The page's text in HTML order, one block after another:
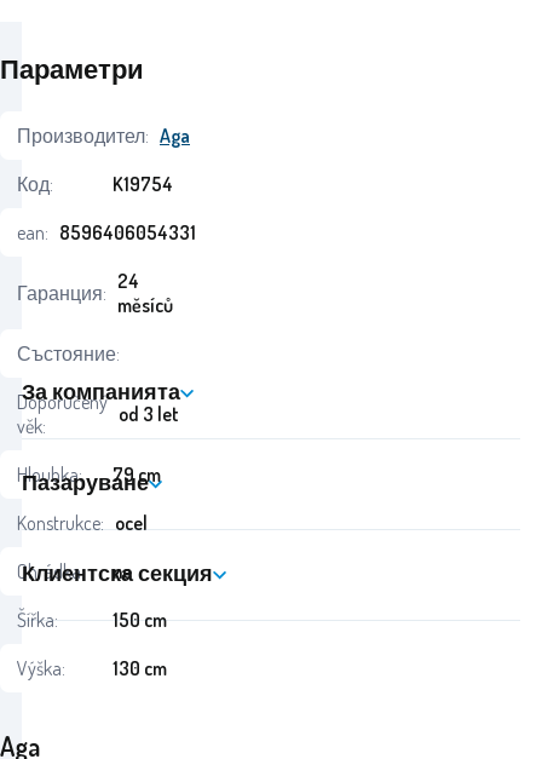
Aga
Параметри
Производител: Aga
Код:
K19754
ean: 8596406054331
Гаранция: 24
měsíců
Състояние:
Doporučený
věk:
od 3 let
Hloubka:
79 cm
Konstrukce: ocel
Ohrádka:
ne
Šířka:
150 cm
Výška:
130 cm
За компанията
Пазаруване
Клиентска секция